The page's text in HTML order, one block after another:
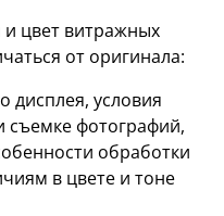
цвет витражных
от оригинала:
дисплея, условия
съемке фотографий,
обработки
в цвете и тоне